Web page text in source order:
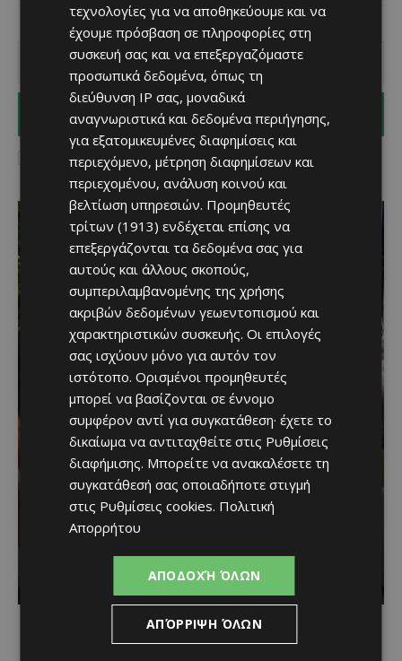
I WANT IN
I've read and accept thePrivacy Policy.
Μια βραδιά γεμάτη
παράδοση, μουσική και
κέφι στον Δελίκηπο για
τη γιορτή του
Χρυσοσώτηρος
- August 7, 2026
τεχνολογίες για να αποθηκεύουμε και να
έχουμε πρόσβαση σε πληροφορίες στη
συσκευή σας και να επεξεργαζόμαστε
προσωπικά δεδομένα, όπως τη
διεύθυνση IP σας, μοναδικά
αναγνωριστικά και δεδομένα περιήγησης,
για εξατομικευμένες διαφημίσεις και
περιεχόμενο, μέτρηση διαφημίσεων και
περιεχομένου, ανάλυση κοινού και
βελτίωση υπηρεσιών. Προμηθευτές
τρίτων (1913) ενδέχεται επίσης να
επεξεργάζονται τα δεδομένα σας για
αυτούς και άλλους σκοπούς,
συμπεριλαμβανομένης της χρήσης
ακριβών δεδομένων γεωεντοπισμού και
χαρακτηριστικών συσκευής. Οι επιλογές
σας ισχύουν μόνο για αυτόν τον
ιστότοπο. Ορισμένοι προμηθευτές
μπορεί να βασίζονται σε έννομο
συμφέρον αντί για συγκατάθεση· έχετε το
δικαίωμα να αντιταχθείτε στις Ρυθμίσεις
διαφήμισης. Μπορείτε να ανακαλέσετε τη
συγκατάθεσή σας οποιαδήποτε στιγμή
στις Ρυθμίσεις cookies. Πολιτική
Απορρήτου
ΑΠΟΔΟΧΉ ΌΛΩΝ
ΑΠΌΡΡΙΨΗ ΌΛΩΝ